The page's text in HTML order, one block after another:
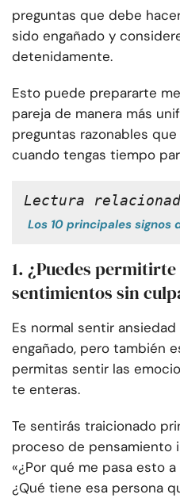
preguntas que debe
sido engañado y
detenidamente.
Esto puede prepararte
pareja de manera más
preguntas razonables
cuando tengas tiempo
Lectura
Los 10 principales
1. ¿Puedes
sentimientos sin
Es normal sentir
engañado, pero también
permitas sentir las
te enteras.
Te sentirás traicionado
proceso de pensamiento
«¿Por qué me pasa esto
¿Qué tiene esa persona